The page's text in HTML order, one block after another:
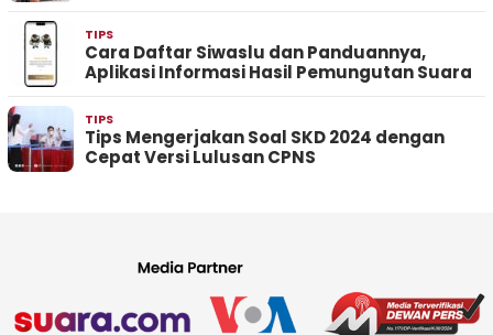
TIPS
Cara Daftar Siwaslu dan Panduannya,
Aplikasi Informasi Hasil Pemungutan Suara
TIPS
Tips Mengerjakan Soal SKD 2024 dengan
Cepat Versi Lulusan CPNS